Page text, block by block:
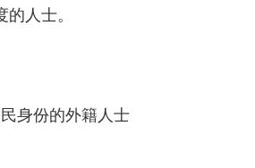
人士。
身份的外籍人士